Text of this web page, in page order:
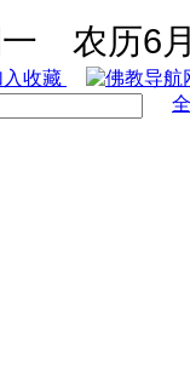
农历6
入收藏